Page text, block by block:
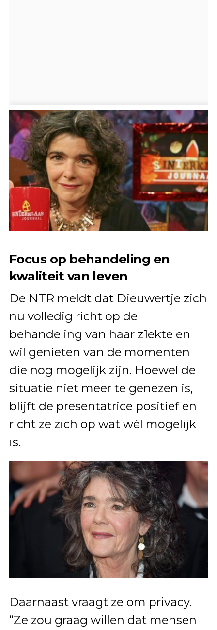
Focus op behandeling en
kwaliteit van leven
De NTR meldt dat Dieuwertje zich
nu volledig richt op de
behandeling van haar z1ekte en
wil genieten van de momenten
die nog mogelijk zijn. Hoewel de
situatie niet meer te genezen is,
blijft de presentatrice positief en
richt ze zich op wat wél mogelijk
is.
Daarnaast vraagt ze om privacy.
“Ze zou graag willen dat mensen